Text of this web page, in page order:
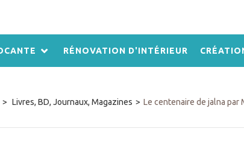
RÉNOVATION D'INTÉRIEUR
> Livres, BD, Journaux, Magazines > Le centenaire de jalna par